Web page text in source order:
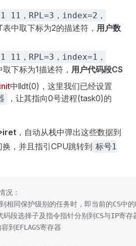
11，RPL=3，index=2，
表中取下标为2的描述符， 用户数
11，RPL=3，index=1，
取下标为1描述符， 用户代码段CS
中lldt(0)，这里我们已经设置
，让其指向0号进程(task0)的
iret ，自动从栈中弹出这些数据到
，并且指引CPU跳转到 标号1
况：
同保护级别的任务时，即当前的CS中的
段选择子及指令指针分别到CS与IP寄存
到EFLAGS寄存器